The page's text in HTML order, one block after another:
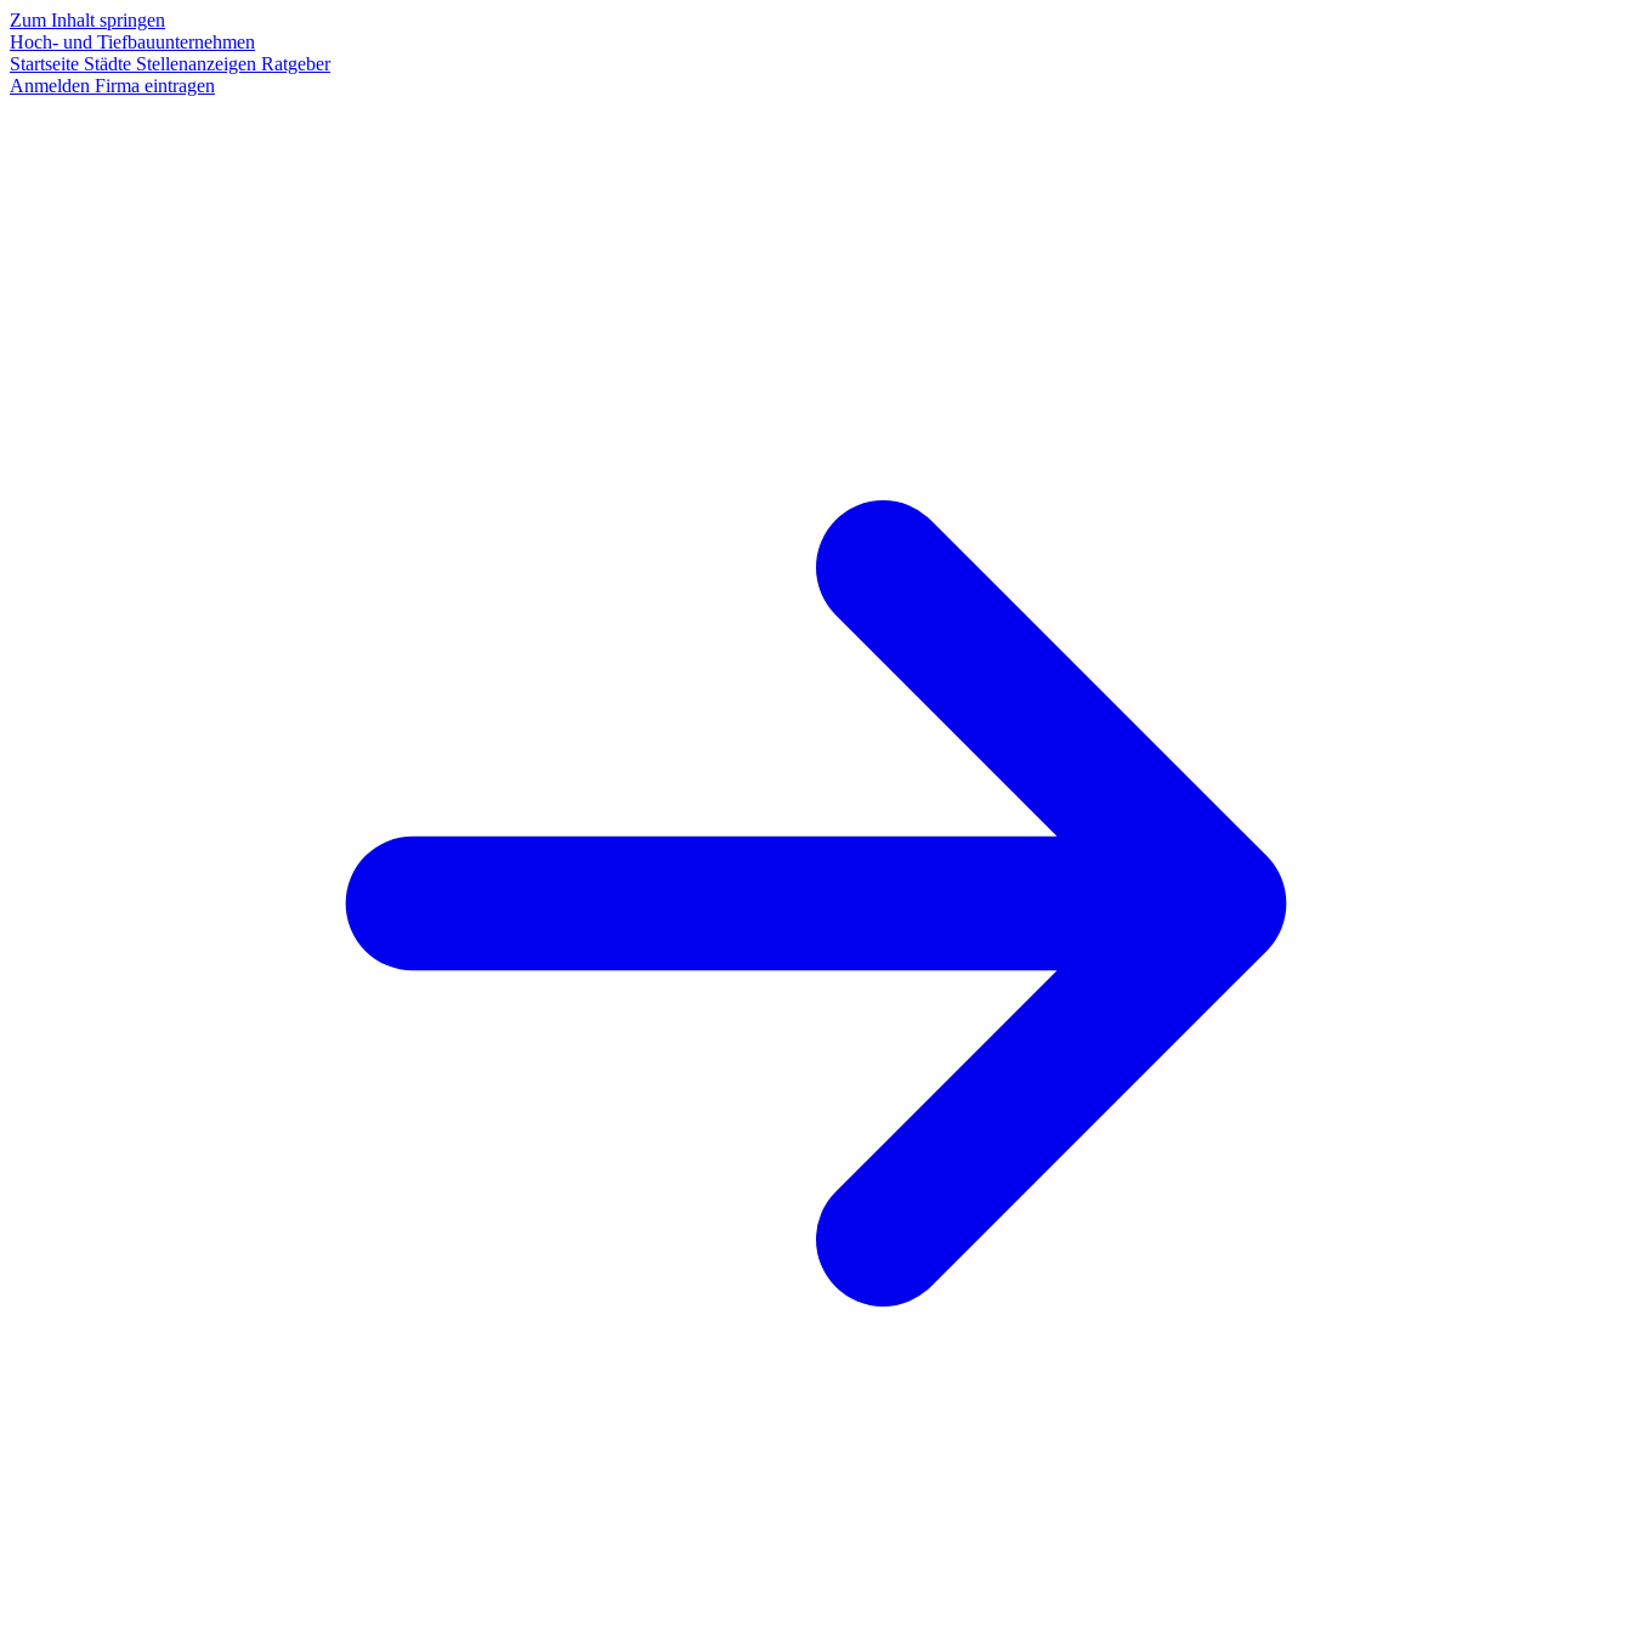
Zum Inhalt springen
Hoch- und Tiefbauunternehmen
Startseite Städte Stellenanzeigen Ratgeber
Anmelden Firma eintragen